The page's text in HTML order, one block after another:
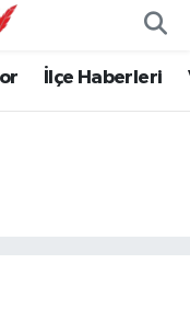
İlçe Haberleri